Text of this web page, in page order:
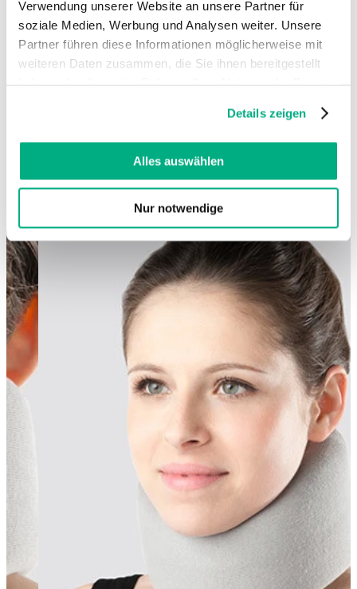
Verwendung unserer Website an unsere Partner für
soziale Medien, Werbung und Analysen weiter. Unsere
Partner führen diese Informationen möglicherweise mit
weiteren Daten zusammen, die Sie ihnen bereitgestellt
Cookies, wenn Sie unsere Webseite weiterhin nutzen.
Weitere Informationen finden Sie in
DatenschutzerklärungundImpressum
Details zeigen
Alles auswählen
Nur notwendige
Changing this current slide of this carousel will change the current